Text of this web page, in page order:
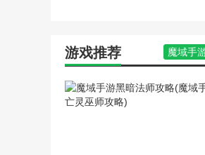
游戏推荐 魔域手
游戏蜂
游戏蜂